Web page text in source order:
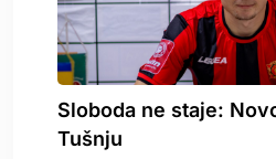
Sloboda ne staje:
Tušnju